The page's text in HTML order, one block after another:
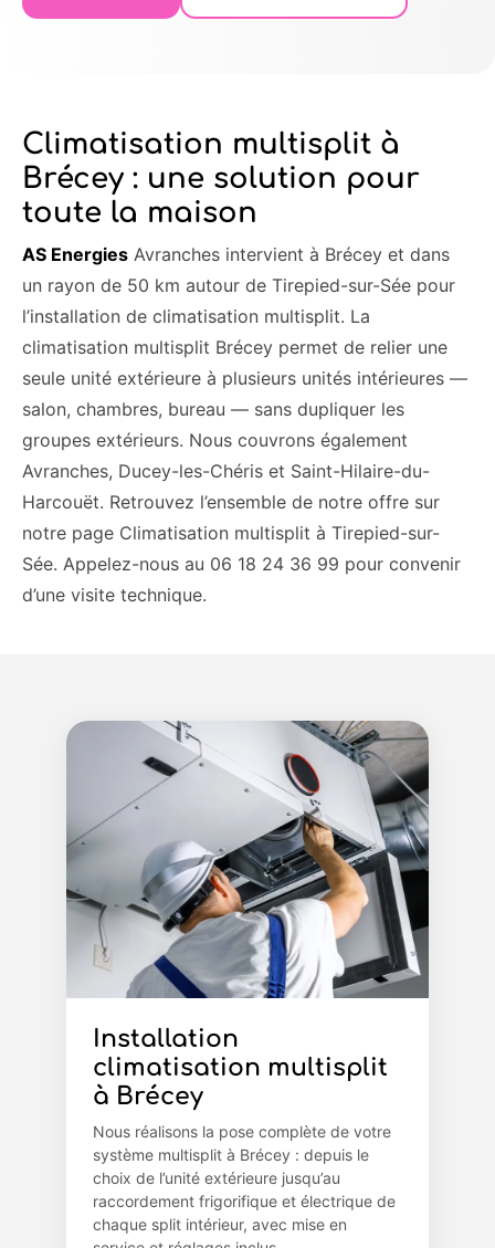
Climatisation multisplit à
Brécey : une solution pour
toute la maison
AS Energies Avranches intervient à Brécey et dans
un rayon de 50 km autour de Tirepied-sur-Sée pour
l’installation de climatisation multisplit. La
climatisation multisplit Brécey permet de relier une
seule unité extérieure à plusieurs unités intérieures —
salon, chambres, bureau — sans dupliquer les
groupes extérieurs. Nous couvrons également
Avranches, Ducey-les-Chéris et Saint-Hilaire-du-
Harcouët. Retrouvez l’ensemble de notre offre sur
notre page Climatisation multisplit à Tirepied-sur-
Sée. Appelez-nous au 06 18 24 36 99 pour convenir
d’une visite technique.
Installation
climatisation multisplit
à Brécey
Nous réalisons la pose complète de votre
système multisplit à Brécey : depuis le
choix de l’unité extérieure jusqu’au
raccordement frigorifique et électrique de
chaque split intérieur, avec mise en